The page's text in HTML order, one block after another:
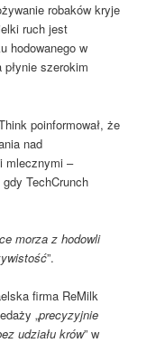
robaków kryje
ruch jest
hodowanego w
płynie szerokim
poinformował, że
nad
mlecznymi –
TechCrunch
morza z hodowli
”.
firma ReMilk
„precyzyjnie
udziału krów” w